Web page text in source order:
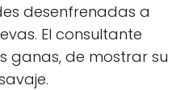
desenfrenadas a
El consultante
ganas, de mostrar su